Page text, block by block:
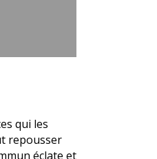
qui les
repousser
éclate et